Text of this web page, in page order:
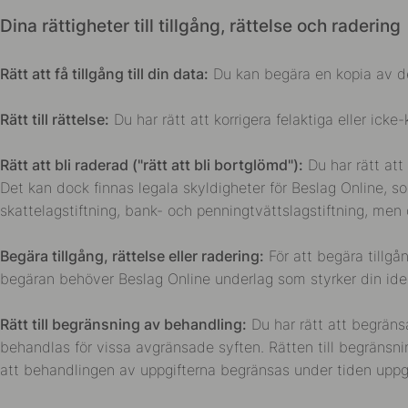
Dina rättigheter till tillgång, rättelse och radering
Rätt att få tillgång till din data: Du kan begära en kopia av
Rätt till rättelse: Du har rätt att korrigera felaktiga eller
Rätt att bli raderad ("rätt att bli bortglömd"): Du har rätt att
Det kan dock finnas legala skyldigheter för Beslag Online,
skattelagstiftning, bank- och penningtvättslagstiftning,
Begära tillgång, rättelse eller radering: För att begära
begäran behöver Beslag Online underlag som styrker din
Rätt till begränsning av behandling: Du har rätt att
behandlas för vissa avgränsade syften. Rätten till
att behandlingen av uppgifterna begränsas under tiden